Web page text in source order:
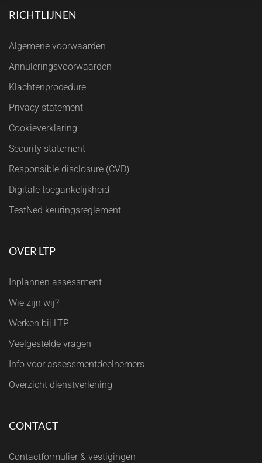
RICHTLIJNEN
Algemene voorwaarden
Annuleringsvoorwaarden
Klachtenprocedure
Privacy statement
Cookieverklaring
Security statement
Responsible disclosure (CVD)
Digitale toegankelijkheid
TestNed keuringsreglement
OVER LTP
Inplannen assessment
Wie zijn wij?
Werken bij LTP
Veelgestelde vragen
Info voor assessmentdeelnemers
Overzicht dienstverlening
CONTACT
Contactformulier & vestigingen